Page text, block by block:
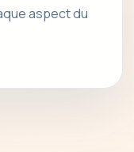
aspect du